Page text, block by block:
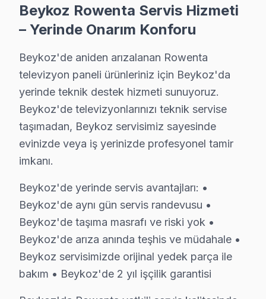
• LED backlight tamiri: ₺500 – ₺2.000
• Kapasitör değişimi (anakart): ₺250 – ₺600
• Panel (ekran) değişimi: ₺1.500 – ₺8.000 (boyut ve
• Anakart tamiri/değişimi: ₺500 – ₺1.800
• Yazılım güncelleme ve hata giderme: ₺200 – ₺500
Beykoz fiyat politikamız — Beykoz servisimizde
• Beykoz'de ücretsiz arıza teşhisi (tamir yapılırsa)
• Beykoz servisimizde parça ve işçilik fiyatları ayrı
• Taksit seçeneği mevcuttur
Not: Beykoz'de nihai fiyat, arıza teşhisinden sonra
Rowenta Servis Teknisyenleri – Beykoz
Doğru teşhis ve kalıcı çözüm, deneyimli teknisyenle
Beykoz Rowenta Servis Hizmeti
– Yerinde Onarım Konforu
Beykoz'de aniden arızalanan Rowenta
televizyon paneli ürünleriniz için Beykoz'da
yerinde teknik destek hizmeti sunuyoruz.
Beykoz'de televizyonlarınızı teknik servise
taşımadan, Beykoz servisimiz sayesinde
evinizde veya iş yerinizde profesyonel tamir
imkanı.
Beykoz'de yerinde servis avantajları: •
Beykoz'de aynı gün servis randevusu •
Beykoz'de taşıma masrafı ve riski yok •
Beykoz'de arıza anında teşhis ve müdahale •
Beykoz servisimizde orijinal yedek parça ile
bakım • Beykoz'de 2 yıl işçilik garantisi